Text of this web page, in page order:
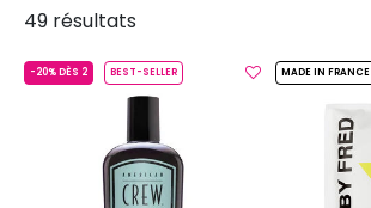
49 résultats
-20% DÈS 2 BEST-SELLER MADE IN FRANCE